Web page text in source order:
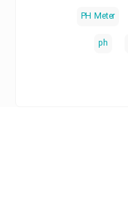
PH Meter
ph